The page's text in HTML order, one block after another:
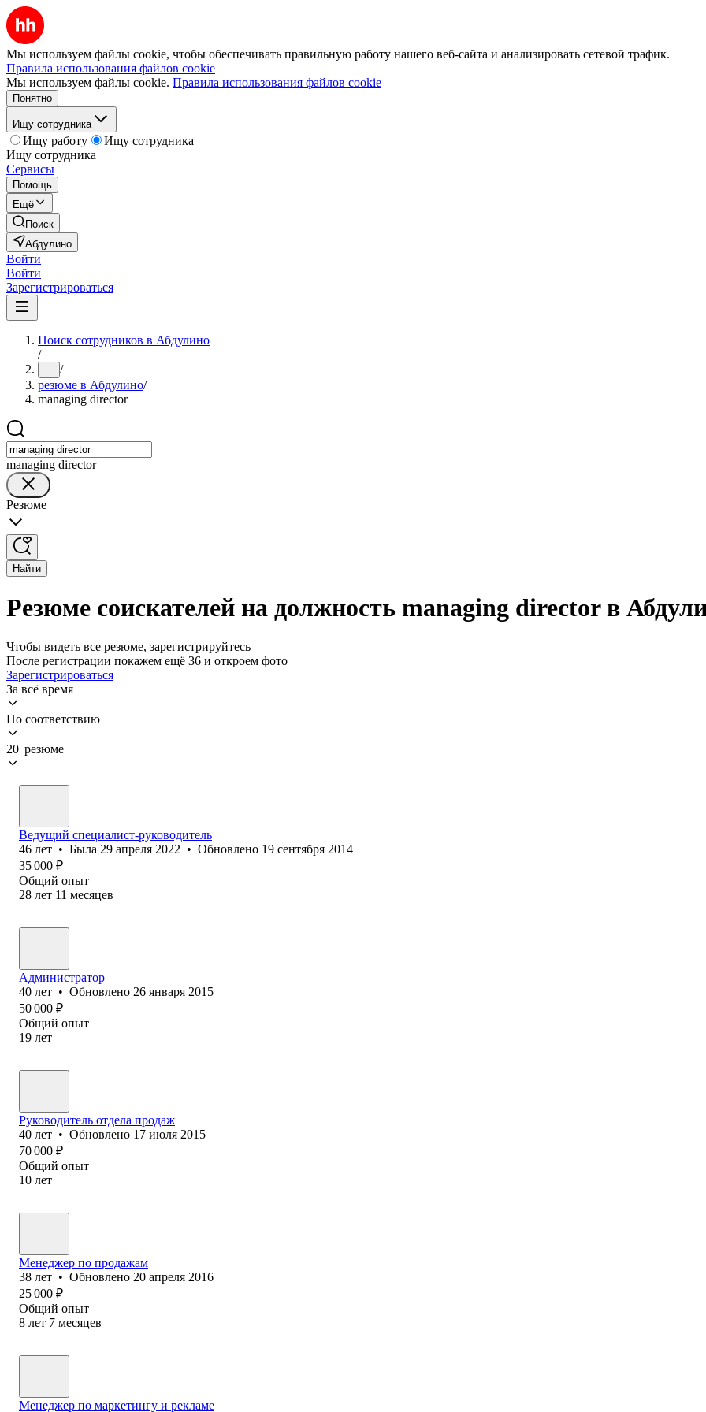
Мы используем файлы cookie, чтобы обеспечивать правильную работу нашего веб-сайта и анализировать сетевой трафик.
Правила использования файлов cookie
Мы используем файлы cookie. Правила использования файлов cookie
Понятно
Ищу сотрудника
Ищу работу
Ищу сотрудника
Ищу сотрудника
Сервисы
Помощь
Ещё
Поиск
Абдулино
Войти
Войти
Зарегистрироваться
Поиск сотрудников в Абдулино
/
... /
резюме в Абдулино/
managing director
managing director
Резюме
Найти
Резюме соискателей на должность managing director в
Чтобы видеть все резюме, зарегистрируйтесь
После регистрации покажем ещё 36 и откроем фото
Зарегистрироваться
За всё время
По соответствию
20 резюме
Ведущий специалист-руководитель
46 лет • Была 29 апреля 2022 • Обновлено 19 сентября 2014
35 000 ₽
Общий опыт
28 лет 11 месяцев
Администратор
40 лет • Обновлено 26 января 2015
50 000 ₽
Общий опыт
19 лет
Руководитель отдела продаж
40 лет • Обновлено 17 июля 2015
70 000 ₽
Общий опыт
10 лет
Менеджер по продажам
38 лет • Обновлено 20 апреля 2016
25 000 ₽
Общий опыт
8 лет 7 месяцев
Менеджер по маркетингу и рекламе